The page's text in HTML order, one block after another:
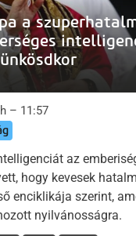
a
– 11:57
az
hogy kevesek
enciklikája szerint,
nyilvánosságra.